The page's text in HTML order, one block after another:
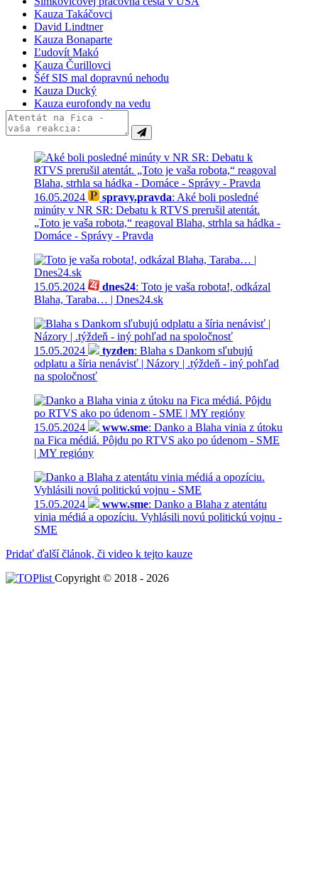
Kauza Takáčovci
David Lindtner
Kauza Bonaparte
Ľudovít Makó
Kauza Čurillovci
Šéf SIS mal dopravnú nehodu
Kauza Ducký
Kauza eurofondy na vedu
16.05.2024 spravy.pravda: Aké boli posledné
minúty v NR SR: Debatu k RTVS prerušil atentát.
„Toto je vaša robota,“ reagoval Blaha, strhla sa hádka -
Domáce - Správy - Pravda
15.05.2024 dnes24: Toto je vaša robota!, odkázal
Blaha, Taraba… | Dnes24.sk
15.05.2024 tyzden: Blaha s Dankom sľubujú
odplatu a šíria nenávisť | Názory | .týždeň - iný pohľad
na spoločnosť
15.05.2024 www.sme: Danko a Blaha vinia z útoku
na Fica médiá. Pôjdu po RTVS ako po údenom - SME
| MY regióny
15.05.2024 www.sme: Danko a Blaha z atentátu
vinia médiá a opozíciu. Vyhlásili novú politickú vojnu -
SME
Pridať ďalší článok, či video k tejto kauze
Copyright © 2018 - 2026